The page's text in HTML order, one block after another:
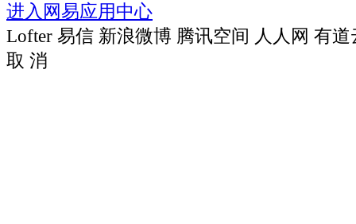
进入网易应用中心
Lofter 易信 新浪微博 腾讯空间 人人网 有道
取 消